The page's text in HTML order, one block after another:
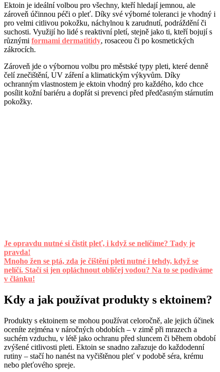
Ektoin je ideální volbou pro všechny, kteří hledají jemnou, ale
zároveň účinnou péči o pleť. Díky své výborné toleranci je vhodný i
pro velmi citlivou pokožku, náchylnou k zarudnutí, podráždění či
suchosti. Využijí ho lidé s reaktivní pletí, stejně jako ti, kteří bojují s
různými formami dermatitidy, rosaceou či po kosmetických
zákrocích.
Zároveň jde o výbornou volbu pro městské typy pleti, které denně
čelí znečištění, UV záření a klimatickým výkyvům. Díky
ochranným vlastnostem je ektoin vhodný pro každého, kdo chce
posílit kožní bariéru a dopřát si prevenci před předčasným stárnutím
pokožky.
Je opravdu nutné si čistit pleť, i když se nelíčíme? Tady je
pravda!
Mnoho žen se ptá, zda je čištění pleti nutné i tehdy, když se
nelíčí. Stačí si jen opláchnout obličej vodou? Na to se podíváme
v článku!
Kdy a jak používat produkty s ektoinem?
Produkty s ektoinem se mohou používat celoročně, ale jejich účinek
oceníte zejména v náročných obdobích – v zimě při mrazech a
suchém vzduchu, v létě jako ochranu před sluncem či během období
zvýšené citlivosti pleti. Ektoin se snadno zařazuje do každodenní
rutiny – stačí ho nanést na vyčištěnou pleť v podobě séra, krému
nebo pleťového spreje.